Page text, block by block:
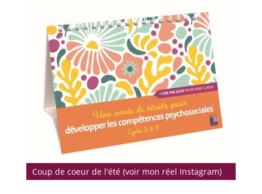
Coup de coeur de l'été (voir mon réel Instagram)